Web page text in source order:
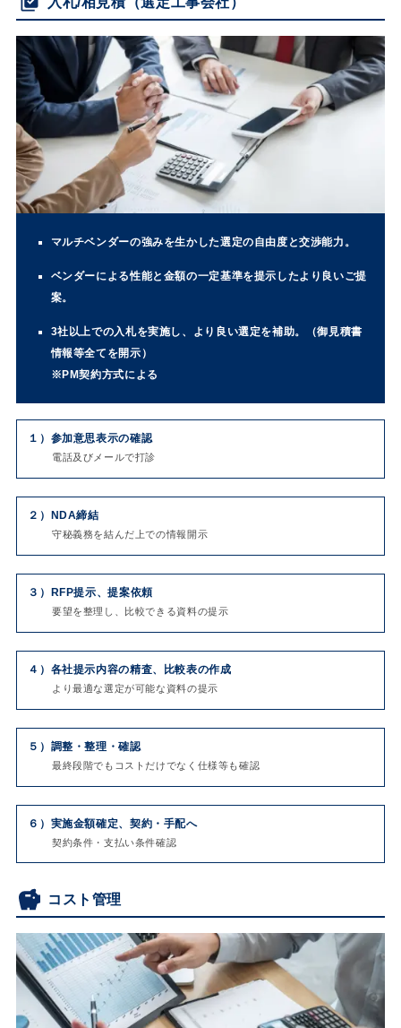
マルチベンダーの強みを生かした選定の自由度と交渉能力。
ベンダーによる性能と金額の一定基準を提示したより良いご提
案。
3社以上での入札を実施し、より良い選定を補助。（御見積書
情報等全てを開示）
※PM契約方式による
１） 参加意思表示の確認
電話及びメールで打診
２） NDA締結
守秘義務を結んだ上での情報開示
３） RFP提示、提案依頼
要望を整理し、比較できる資料の提示
４） 各社提示内容の精査、比較表の作成
より最適な選定が可能な資料の提示
５） 調整・整理・確認
最終段階でもコストだけでなく仕様等も確認
６） 実施金額確定、契約・手配へ
契約条件・支払い条件確認
コスト管理